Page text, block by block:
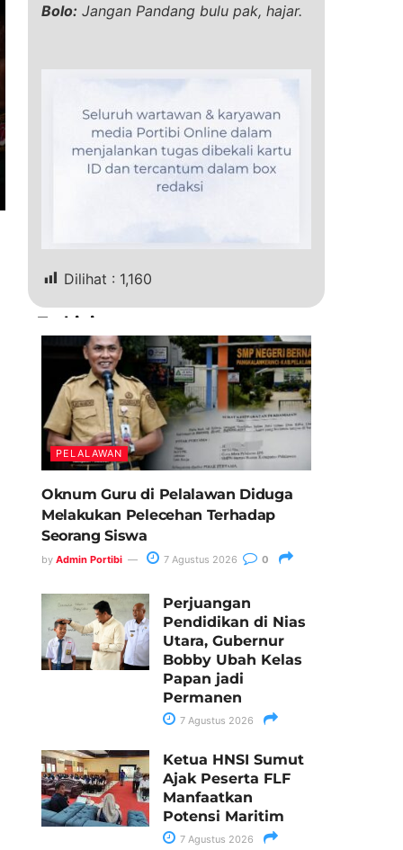
Bolo: Jangan Pandang bulu pak, hajar.
Dilihat : 1,160
Terkini
PELALAWAN
Oknum Guru di Pelalawan Diduga
Melakukan Pelecehan Terhadap
Seorang Siswa
by Admin Portibi 7 Agustus 2026 0
Perjuangan
Pendidikan di Nias
Utara, Gubernur
Bobby Ubah Kelas
Papan jadi
Permanen
7 Agustus 2026
Ketua HNSI Sumut
Ajak Peserta FLF
Manfaatkan
Potensi Maritim
7 Agustus 2026